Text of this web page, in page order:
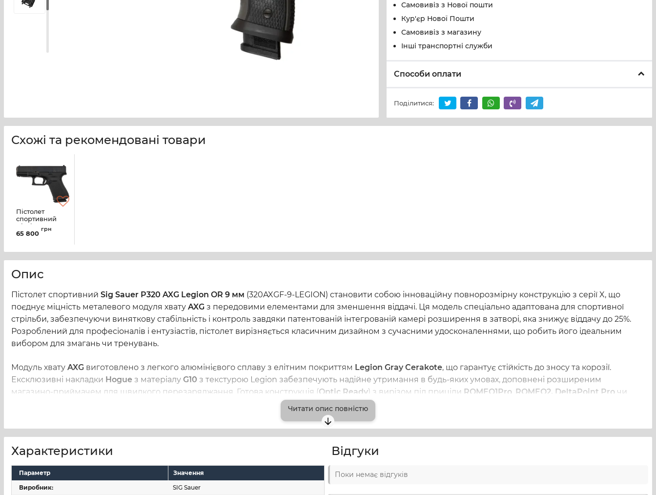
Самовивіз з Нової пошти
Кур'єр Нової Пошти
Самовивіз з магазину
Інші транспортні служби
Способи оплати
Поділитися:
Схожі та рекомендовані товари
Пістолет
спортивний
Glock 19 Gen5
MOS кал. 9 мм
65 800
грн
Опис
Пістолет спортивний Sig Sauer P320 AXG Legion OR 9 мм (320AXGF-9-LEGION) становити собою інноваційну повнорозмірну конструкцію з серії X, що
поєднує міцність металевого модуля хвату AXG з передовими елементами для зменшення віддачі. Ця модель спеціально адаптована для спортивної
стрільби, забезпечуючи виняткову стабільність і контроль завдяки патентованій інтегрованій камері розширення в затворі, яка знижує віддачу до 25%.
Розроблений для професіоналів і ентузіастів, пістолет вирізняється класичним дизайном з сучасними удосконаленнями, що робить його ідеальним
вибором для змагань чи тренувань.
Модуль хвату AXG виготовлено з легкого алюмінієвого сплаву з елітним покриттям Legion Gray Cerakote, що гарантує стійкість до зносу та корозії.
Ексклюзивні накладки Hogue з матеріалу G10 з текстурою Legion забезпечують надійне утримання в будь-яких умовах, доповнені розширеним
магазино-приймачем для швидкого перезаряджання. Готова конструкція (Optic Ready) з вирізом під приціли ROMEO1Pro ROMEO2, DeltaPoint Pro
та інших, дозволяє легко встановлювати прицільні пристрої, а посилені насічки на передній і задній частинах затвора полегшують
маніпуляції. Пістолет оснащено плоским скелетизованим спусковим гачком X-Flat для точного контролю спуску.
видимість у денний і нічний час. Додатково, модель включає рейку для аксесуарів, що дозволяє кріпити освітлювальні пристрої чи лазери. У комплекті
постачаються три сталеві магазини на 21 набій кожен, що забезпечує достатній запас для інтенсивної стрільби.
вирізняється підвищеною масою для кращої стабільності, роблячи його надійним інструментом для досягнення високих результатів у спортивній
дисципліні.
Читати опис повністю
Характеристики
Параметр
Значення
Виробник:
SIG Sauer
Відгуки
Поки немає відгуків